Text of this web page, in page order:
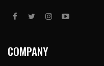
COMPANY